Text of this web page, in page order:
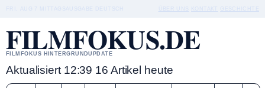
FILMFOKUS.DE
FILMFOKUS HINTERGRUNDUPDATE
Aktualisiert 12:39 16 Artikel heute